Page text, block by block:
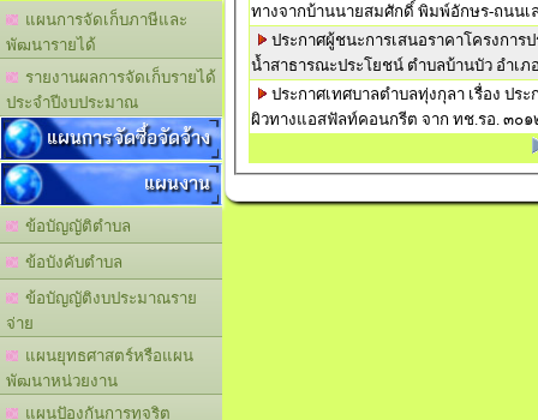
แผนการจัดเก็บภาษีและ
พัฒนารายได้
รายงานผลการจัดเก็บรายได้
ประจำปีงบประมาณ
แผนการจัดซื้อจัดจ้าง
แผนงาน
ข้อบัญญัติตำบล
ข้อบังคับตำบล
ข้อบัญญัติงบประมาณราย
จ่าย
แผนยุทธศาสตร์หรือแผน
พัฒนาหน่วยงาน
แผนปัองกันการทุจริต
ทางจากบ้านนายสมศักดิ์ พิมพ์อักษร-ถนนเ
ประกาศผู้ชนะการเสนอราคาโครงกา
น้ำสาธารณะประโยชน์ ตำบลบ้านบัว อำเภ
ประกาศเทศบาลตำบลทุ่งกุลา เรื่อง ปร
ผิวทางแอสฟัลท์คอนกรีต จาก ทช.รอ. ๓๐๑